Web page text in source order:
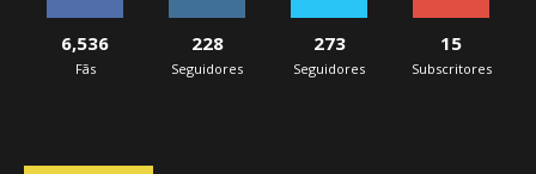
6,536
Fãs
228
Seguidores
273
Seguidores
15
Subscritores